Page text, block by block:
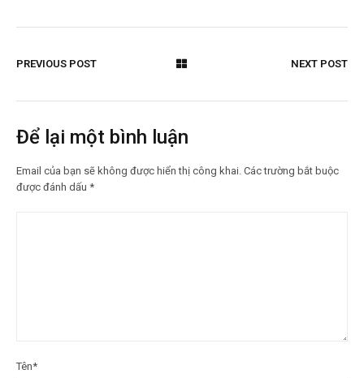
PREVIOUS POST NEXT POST
Để lại một bình luận
Email của bạn sẽ không được hiển thị công khai. Các trường bắt buộc
được đánh dấu *
Tên*